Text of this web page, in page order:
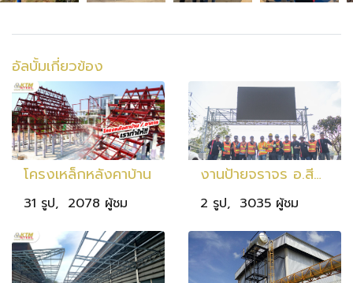
อัลบั้มเกี่ยวข้อง
โครงเหล็กหลังคาบ้าน
31 รูป, 2078 ผู้ชม
งานป้ายจราจร อ.สีคิ้ว
2 รูป, 3035 ผู้ชม